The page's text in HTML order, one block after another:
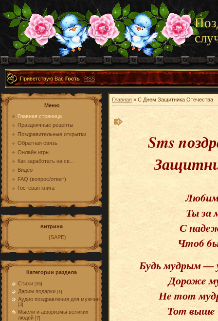
Приветствую ВасГость|RSS
Меню
Главная страница
Праздничные рецепты
Поздравительные открытки
Обратная связь
Онлайн игры
Как заработать на св...
Видео
FAQ (вопрос/ответ)
Гостевая книга
витрина
{SAPE}
Категории раздела
Стихи [36]
Дарим подарки [1]
Аудио поздравления для мужчин
[3]
Мысли и афоризмы великих
людей [7]
Главная » С Днем Защитника Отечества
Sms
Ты за
С
Чmо6
Будь мудрым —
Дорожe
Нe mоm
Тоm вышe